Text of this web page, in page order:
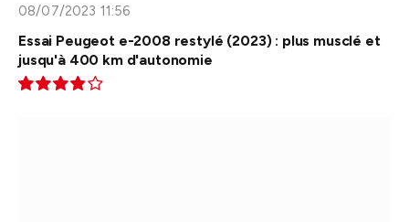
08/07/2023 11:56
Essai Peugeot e-2008 restylé (2023) : plus musclé et
jusqu'à 400 km d'autonomie